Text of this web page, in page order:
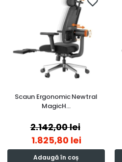
Scaun Ergonomic Newtral
MagicH…
2.142,00lei
1.825,80 lei
Adaugă în coș